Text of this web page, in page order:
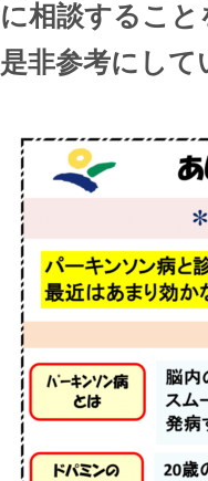
に相談するこ
是非参考にし